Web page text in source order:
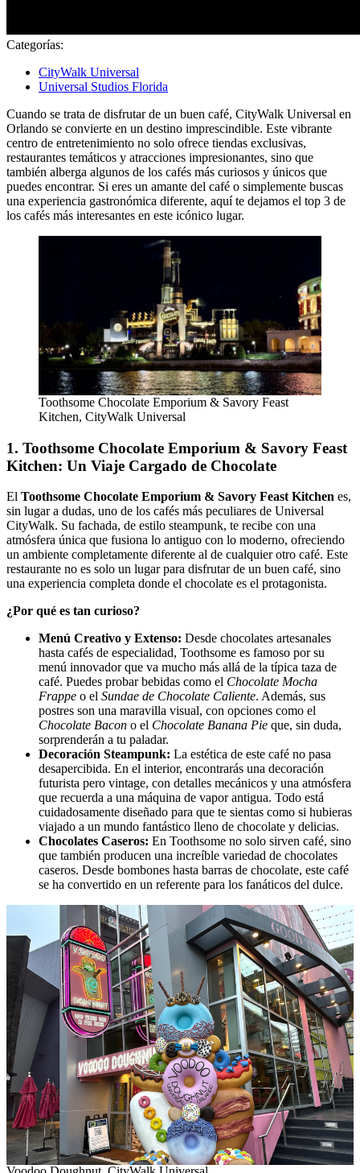
Categorías:
CityWalk Universal
Universal Studios Florida
Cuando se trata de disfrutar de un buen café, CityWalk Universal en
Orlando se convierte en un destino imprescindible. Este vibrante
centro de entretenimiento no solo ofrece tiendas exclusivas,
restaurantes temáticos y atracciones impresionantes, sino que
también alberga algunos de los cafés más curiosos y únicos que
puedes encontrar. Si eres un amante del café o simplemente buscas
una experiencia gastronómica diferente, aquí te dejamos el top 3 de
los cafés más interesantes en este icónico lugar.
Toothsome Chocolate Emporium & Savory Feast
Kitchen, CityWalk Universal
1. Toothsome Chocolate Emporium & Savory Feast
Kitchen: Un Viaje Cargado de Chocolate
El Toothsome Chocolate Emporium & Savory Feast Kitchen es,
sin lugar a dudas, uno de los cafés más peculiares de Universal
CityWalk. Su fachada, de estilo steampunk, te recibe con una
atmósfera única que fusiona lo antiguo con lo moderno, ofreciendo
un ambiente completamente diferente al de cualquier otro café. Este
restaurante no es solo un lugar para disfrutar de un buen café, sino
una experiencia completa donde el chocolate es el protagonista.
¿Por qué es tan curioso?
Menú Creativo y Extenso: Desde chocolates artesanales
hasta cafés de especialidad, Toothsome es famoso por su
menú innovador que va mucho más allá de la típica taza de
café. Puedes probar bebidas como el Chocolate Mocha
Frappe o el Sundae de Chocolate Caliente. Además, sus
postres son una maravilla visual, con opciones como el
Chocolate Bacon o el Chocolate Banana Pie que, sin duda,
sorprenderán a tu paladar.
Decoración Steampunk: La estética de este café no pasa
desapercibida. En el interior, encontrarás una decoración
futurista pero vintage, con detalles mecánicos y una atmósfera
que recuerda a una máquina de vapor antigua. Todo está
cuidadosamente diseñado para que te sientas como si hubieras
viajado a un mundo fantástico lleno de chocolate y delicias.
Chocolates Caseros: En Toothsome no solo sirven café, sino
que también producen una increíble variedad de chocolates
caseros. Desde bombones hasta barras de chocolate, este café
se ha convertido en un referente para los fanáticos del dulce.